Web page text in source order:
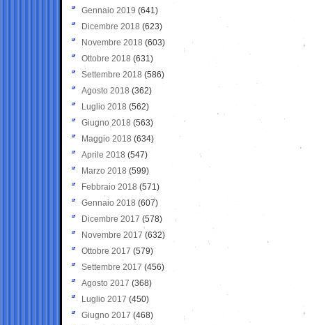
Gennaio 2019 (641)
Dicembre 2018 (623)
Novembre 2018 (603)
Ottobre 2018 (631)
Settembre 2018 (586)
Agosto 2018 (362)
Luglio 2018 (562)
Giugno 2018 (563)
Maggio 2018 (634)
Aprile 2018 (547)
Marzo 2018 (599)
Febbraio 2018 (571)
Gennaio 2018 (607)
Dicembre 2017 (578)
Novembre 2017 (632)
Ottobre 2017 (579)
Settembre 2017 (456)
Agosto 2017 (368)
Luglio 2017 (450)
Giugno 2017 (468)